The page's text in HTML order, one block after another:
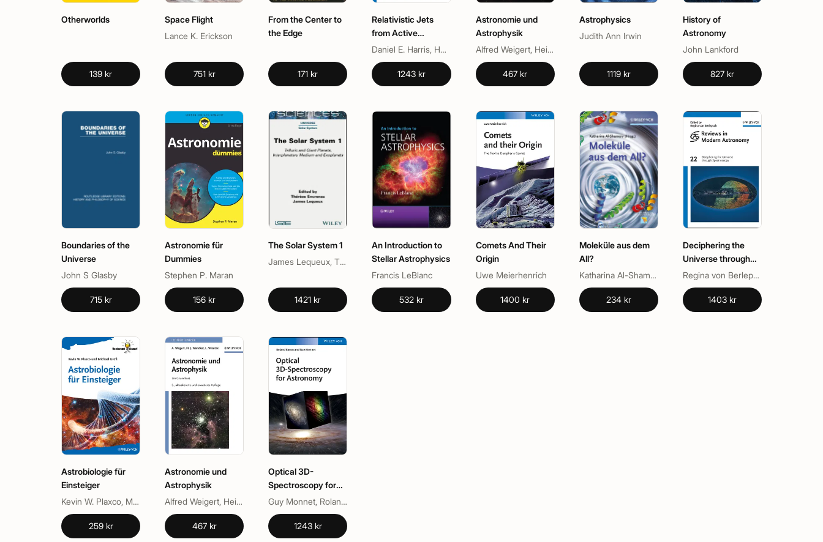
Otherworlds
139 kr
Space Flight
Lance K. Erickson
751 kr
From the Center to
the Edge
171 kr
Relativistic Jets
from Active
Galactic Nuclei
Daniel E. Harris, Henric Krawczynski, Markus Boettcher
1243 kr
Astronomie und
Astrophysik
Alfred Weigert, Heinrich J. Wendker, Lutz Wisotzki
467 kr
Astrophysics
Judith Ann Irwin
1119 kr
History of
Astronomy
John Lankford
827 kr
Boundaries of the
Universe
John S Glasby
715 kr
Astronomie für
Dummies
Stephen P. Maran
156 kr
The Solar System 1
James Lequeux, Therese Encrenaz
1421 kr
An Introduction to
Stellar Astrophysics
Francis LeBlanc
532 kr
Comets And Their
Origin
Uwe Meierhenrich
1400 kr
Moleküle aus dem
All?
Katharina Al-Shamery
234 kr
Deciphering the
Universe through
Spectroscopy
Regina von Berlepsch
1403 kr
Astrobiologie für
Einsteiger
Kevin W. Plaxco, Michael Groß
259 kr
Astronomie und
Astrophysik
Alfred Weigert, Heinrich J. Wendker, Lutz Wisotzki
467 kr
Optical 3D-
Spectroscopy for
Astronomy
Guy Monnet, Roland Bacon
1243 kr